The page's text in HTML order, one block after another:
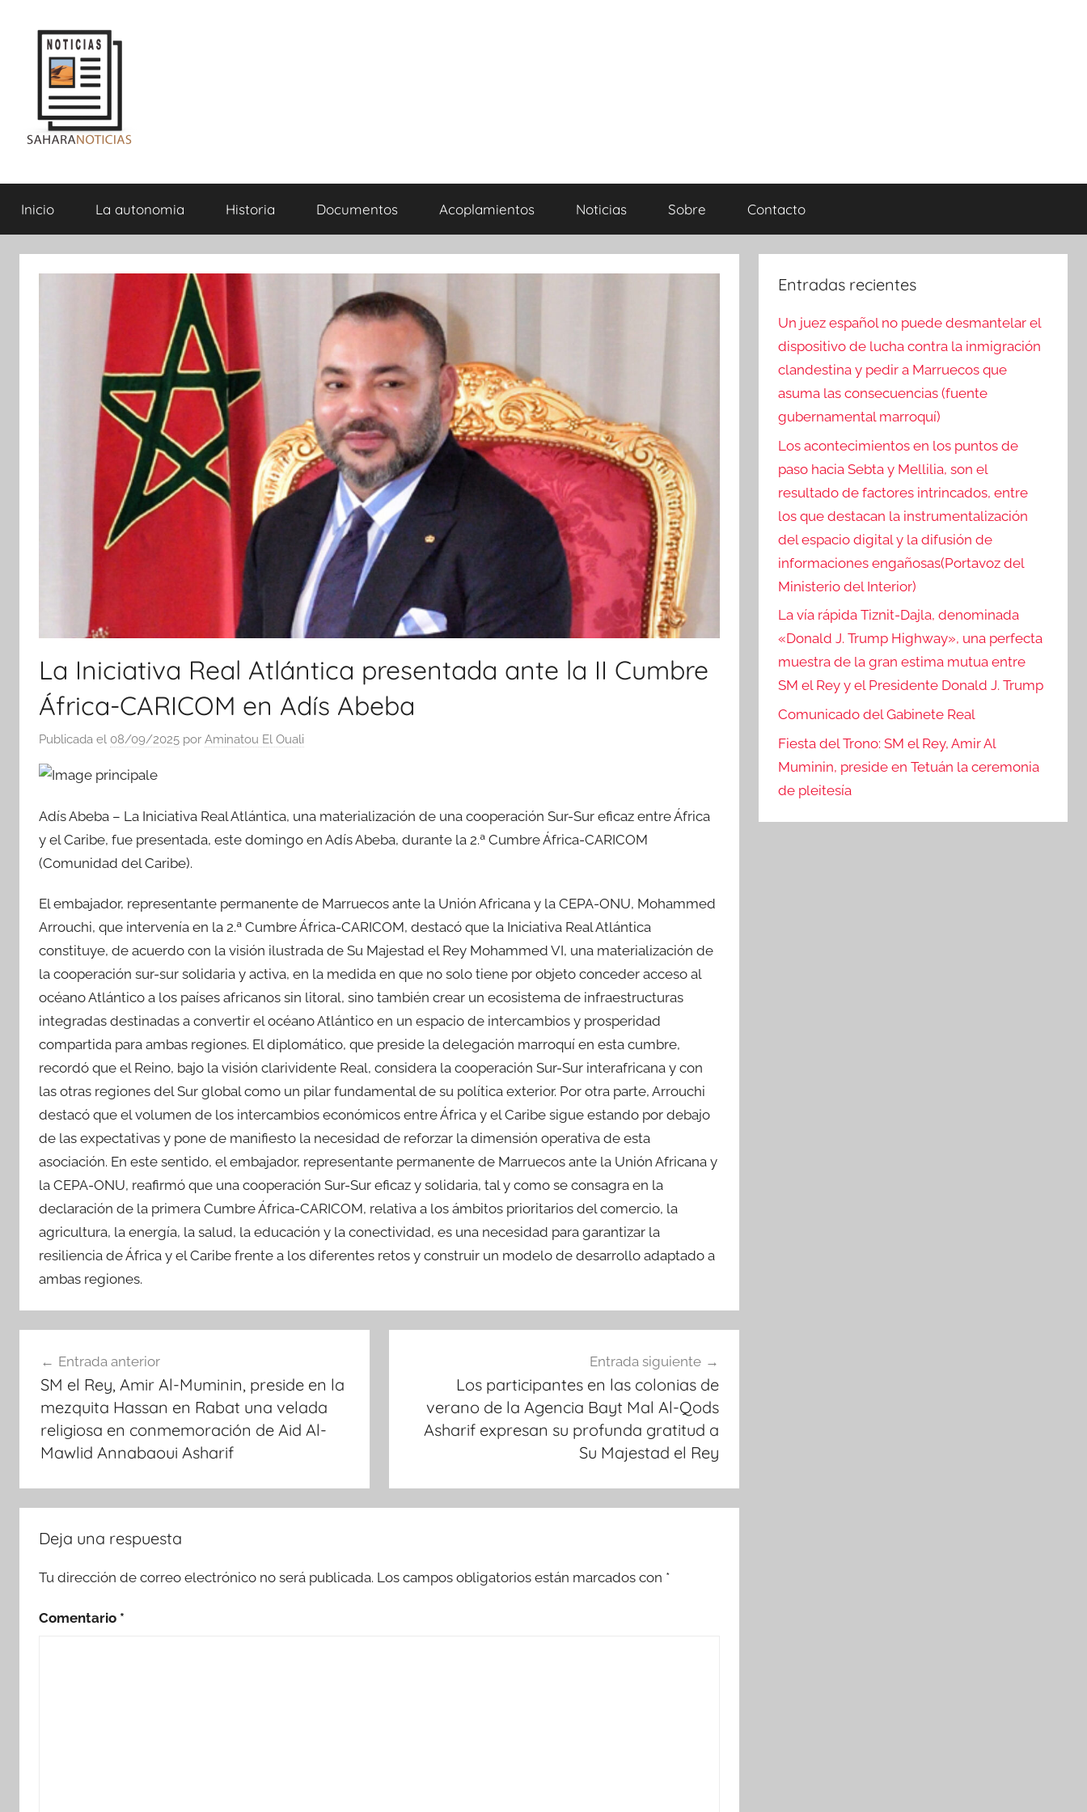
contenido
Sahara
Noticias
Inicio La autonomia Historia Documentos Acoplamientos Noticias Sobre Contacto
La Iniciativa Real Atlántica presentada ante la II Cumbre
África-CARICOM en Adís Abeba
Publicada el 08/09/2025 por Aminatou El Ouali
Adís Abeba – La Iniciativa Real Atlántica, una materialización de una cooperación Sur-Sur eficaz entre África
y el Caribe, fue presentada, este domingo en Adís Abeba, durante la 2.ª Cumbre África-CARICOM
(Comunidad del Caribe).
El embajador, representante permanente de Marruecos ante la Unión Africana y la CEPA-ONU, Mohammed
Arrouchi, que intervenía en la 2.ª Cumbre África-CARICOM, destacó que la Iniciativa Real Atlántica
constituye, de acuerdo con la visión ilustrada de Su Majestad el Rey Mohammed VI, una materialización de
la cooperación sur-sur solidaria y activa, en la medida en que no solo tiene por objeto conceder acceso al
océano Atlántico a los países africanos sin litoral, sino también crear un ecosistema de infraestructuras
integradas destinadas a convertir el océano Atlántico en un espacio de intercambios y prosperidad
compartida para ambas regiones. El diplomático, que preside la delegación marroquí en esta cumbre,
recordó que el Reino, bajo la visión clarividente Real, considera la cooperación Sur-Sur interafricana y con
las otras regiones del Sur global como un pilar fundamental de su política exterior. Por otra parte, Arrouchi
destacó que el volumen de los intercambios económicos entre África y el Caribe sigue estando por debajo
de las expectativas y pone de manifiesto la necesidad de reforzar la dimensión operativa de esta
asociación. En este sentido, el embajador, representante permanente de Marruecos ante la Unión Africana y
la CEPA-ONU, reafirmó que una cooperación Sur-Sur eficaz y solidaria, tal y como se consagra en la
declaración de la primera Cumbre África-CARICOM, relativa a los ámbitos prioritarios del comercio, la
agricultura, la energía, la salud, la educación y la conectividad, es una necesidad para garantizar la
resiliencia de África y el Caribe frente a los diferentes retos y construir un modelo de desarrollo adaptado a
ambas regiones.
de
entradas
Entrada anterior
SM el Rey, Amir Al-Muminin, preside en la
mezquita Hassan en Rabat una velada
religiosa en conmemoración de Aid Al-
Mawlid Annabaoui Asharif
Entrada siguiente
Los participantes en las colonias de
verano de la Agencia Bayt Mal Al-Qods
Asharif expresan su profunda gratitud a
Su Majestad el Rey
Deja una respuesta
Tu dirección de correo electrónico no será publicada. Los campos obligatorios están marcados con *
Comentario *
Entradas recientes
Un juez español no puede desmantelar el
dispositivo de lucha contra la inmigración
clandestina y pedir a Marruecos que
asuma las consecuencias (fuente
gubernamental marroquí)
Los acontecimientos en los puntos de
paso hacia Sebta y Mellilia, son el
resultado de factores intrincados, entre
los que destacan la instrumentalización
del espacio digital y la difusión de
informaciones engañosas(Portavoz del
Ministerio del Interior)
La vía rápida Tiznit-Dajla, denominada
«Donald J. Trump Highway», una perfecta
muestra de la gran estima mutua entre
SM el Rey y el Presidente Donald J. Trump
Comunicado del Gabinete Real
Fiesta del Trono: SM el Rey, Amir Al
Muminin, preside en Tetuán la ceremonia
de pleitesía